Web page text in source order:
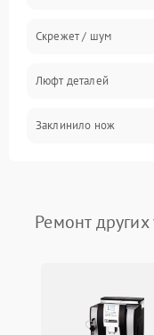
Скрежет / шум
Люфт деталей
Заклинило нож
Ремонт